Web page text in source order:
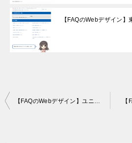
【FAQのWebデザイン】
Post
【FAQのWebデザイン】ユニクロ